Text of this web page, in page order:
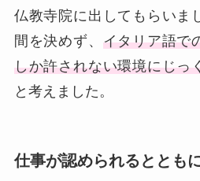
仏教寺院に出してもらいま
間を決めず、 イタリア語で
しか許されない環境にじっ
と考えました。
仕事が認められるととも